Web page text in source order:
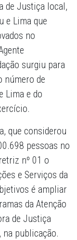
de Justiça local,
e Lima que
no
surgiu para
número de
Lima e do
que considerou
pessoas no
nº 01 o
e Serviços da
é ampliar
da Atenção
de Justiça
na publicação.